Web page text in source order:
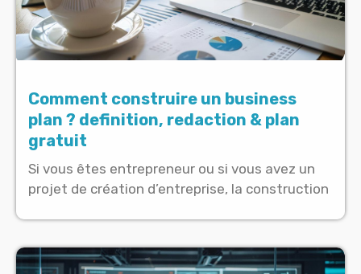
Comment construire un business
plan ? definition, redaction & plan
gratuit
Si vous êtes entrepreneur ou si vous avez un
projet de création d’entreprise, la construction